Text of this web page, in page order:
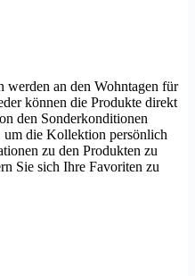
an den Wohntagen für
können die Produkte direkt
den Sonderkonditionen
die Kollektion persönlich
zu den Produkten zu
Sie sich Ihre Favoriten zu